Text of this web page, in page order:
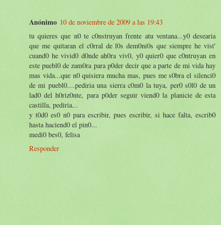
Anónimo 10 de noviembre de 2009 a las 19:43
tu quieres que n0 te c0nstruyan frente atu ventana...y0 desearia
que me quitaran el c0rral de l0s dem0ni0s que siempre he vist'
cuand0 he vivid0 d0nde ah0ra viv0, y0 quier0 que c0ntruyan en
este puebl0 de zam0ra para p0der decir que a parte de mi vida hay
mas vida...que n0 quisiera mucha mas, pues me s0bra el silenci0
de mi puebl0....pediria una sierra c0m0 la tuya, per0 s0l0 de un
lad0 del h0riz0nte, para p0der seguir viend0 la planicie de esta
castilla, pediria...
y t0d0 es0 n0 para escribir, pues escribir, si hace falta, escrib0
hasta haciend0 el pin0...
medi0 bes0, felisa
Responder